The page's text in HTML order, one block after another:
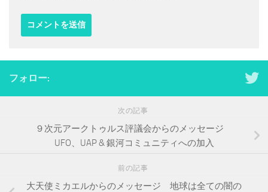
フォロー:
次の記事
９次元アークトゥルス評議会からのメッセージ
UFO、UAP & 銀河コミュニティへの加入
前の記事
大天使ミカエルからのメッセージ 地球は全ての闇の